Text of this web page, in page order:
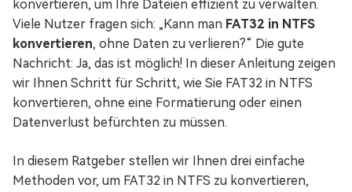
konvertieren, um Ihre Dateien effizient zu verwalten.
Viele Nutzer fragen sich: „Kann man FAT32 in NTFS
konvertieren, ohne Daten zu verlieren?“ Die gute
Nachricht: Ja, das ist möglich! In dieser Anleitung zeigen
wir Ihnen Schritt für Schritt, wie Sie FAT32 in NTFS
konvertieren, ohne eine Formatierung oder einen
Datenverlust befürchten zu müssen.
In diesem Ratgeber stellen wir Ihnen drei einfache
Methoden vor, um FAT32 in NTFS zu konvertieren,